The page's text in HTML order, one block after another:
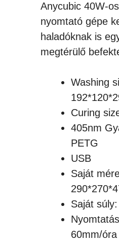
Anycubic 40W-
nyomtató gépe
haladóknak is
megtérülő
Washing
Curing
405nm
PETG
USB
Saját
Saját
60mm/óra